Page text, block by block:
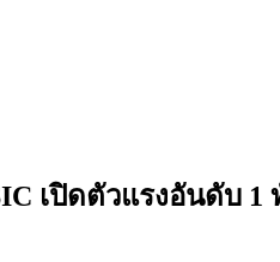
เปิดตัวแรงอันดับ 1